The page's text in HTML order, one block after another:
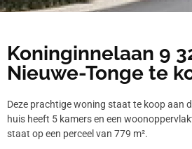
Koninginnelaan 9
Nieuwe-Tonge te
Deze prachtige woning staat te koop aan
huis heeft 5 kamers en een
staat op een perceel van 779 m².